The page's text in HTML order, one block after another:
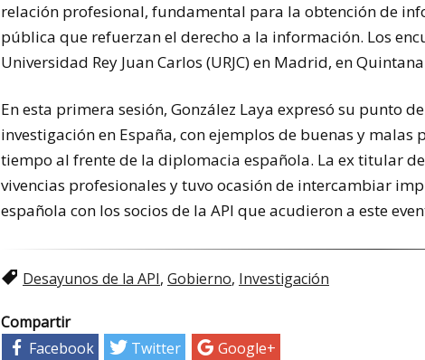
relación profesional, fundamental para la obtención de
pública que refuerzan el derecho a la información. Los
Universidad Rey Juan Carlos (URJC) en Madrid, en
En esta primera sesión, González Laya expresó su punto
investigación en España, con ejemplos de buenas y
tiempo al frente de la diplomacia española. La ex titular
vivencias profesionales y tuvo ocasión de intercambiar
española con los socios de la API que acudieron a este
Desayunos de la API, Gobierno, Investigación
Compartir
Facebook
Twitter Google+